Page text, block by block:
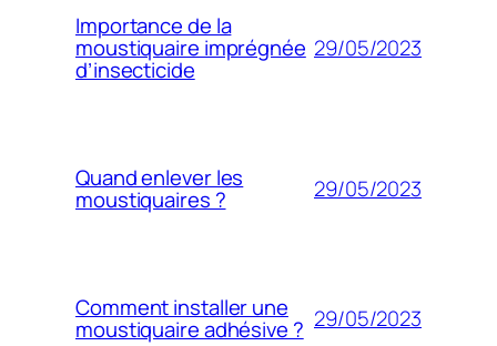
Importance de la
moustiquaire imprégnée
d’insecticide
29/05/2023
Quand enlever les
moustiquaires ? 29/05/2023
Comment installer une
moustiquaire adhésive ? 29/05/2023